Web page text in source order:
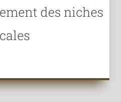
des niches